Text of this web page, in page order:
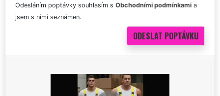
Odesláním poptávky souhlasím s Obchodními podmínkami a
jsem s nimi seznámen.